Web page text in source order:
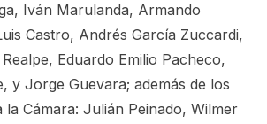
Iván Marulanda, Armando
Castro, Andrés García Zuccardi,
Eduardo Emilio Pacheco,
y Jorge Guevara; además de los
la Cámara: Julián Peinado, Wilmer